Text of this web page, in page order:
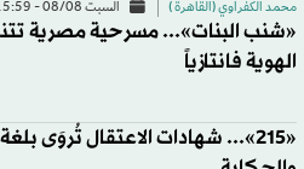
محمد الكفراوي (القاهرة ) السبت 08/08 - 15:59
«شنب البنات»... مسرحية مصرية
الهوية فانتازياً
«215»... شهادات الاعتقال تُروَى